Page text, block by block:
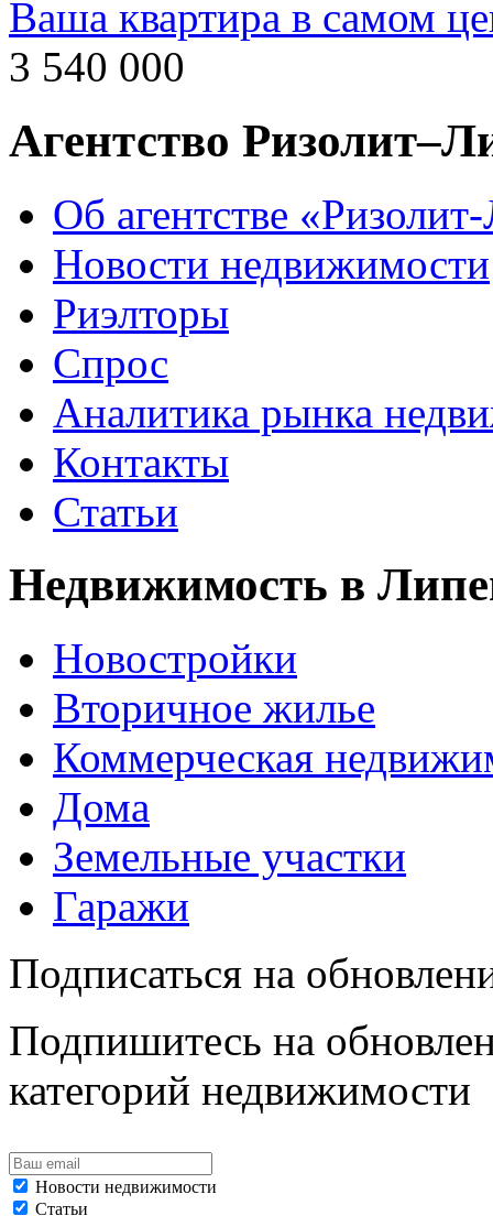
Ваша квартира в самом
3 540 000
Агентство
Об агентстве
Новости недвижимости
Риэлторы
Спрос
Аналитика рынка
Контакты
Статьи
Недвижимость в
Новостройки
Вторичное жилье
Коммерческая
Дома
Земельные участки
Гаражи
Подписаться на
Подпишитесь на
категорий недвижимости
Новости недвижимости
Статьи